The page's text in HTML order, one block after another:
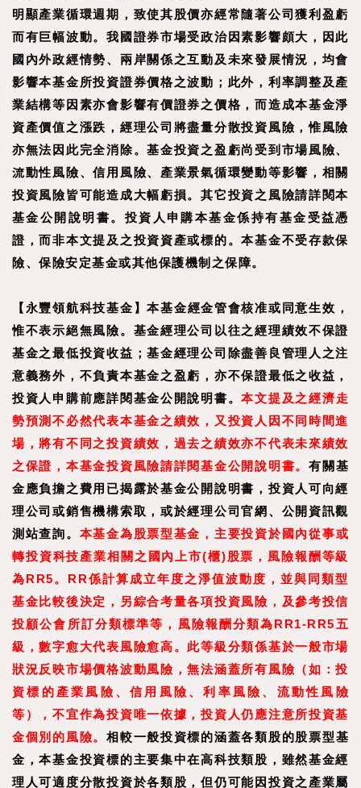
明顯產業循環週期，致使其股價亦經常隨著公司獲利盈虧
而有巨幅波動。我國證券市場受政治因素影響頗大，因此
國內外政經情勢、兩岸關係之互動及未來發展情況，均會
影響本基金所投資證券價格之波動；此外，利率調整及產
業結構等因素亦會影響有價證券之價格，而造成本基金淨
資產價值之漲跌，經理公司將盡量分散投資風險，惟風險
亦無法因此完全消除。基金投資之盈虧尚受到市場風險、
流動性風險、信用風險、產業景氣循環變動等影響，相關
投資風險皆可能造成大幅虧損。其它投資之風險請詳閱本
基金公開說明書。投資人申購本基金係持有基金受益憑
證，而非本文提及之投資資產或標的。本基金不受存款保
險、保險安定基金或其他保護機制之保障。
【永豐領航科技基金 】本基金經金管會核准或同意生效，
惟不表示絕無風險。基金經理公司以往之經理績效不保證
基金之最低投資收益；基金經理公司除盡善良管理人之注
意義務外，不負責本基金之盈虧，亦不保證最低之收益，
投資人申購前應詳閱基金公開說明書。本文提及之經濟走
勢預測不必然代表本基金之績效，又投資人因不同時間進
場，將有不同之投資績效，過去之績效亦不代表未來績效
之保證，本基金投資風險請詳閱基金公開說明書。有關基
金應負擔之費用已揭露於基金公開說明書，投資人可向經
理公司或銷售機構索取，或於經理公司官網、公開資訊觀
測站查詢。 本基金為股票型基金，主要投資於國內從事或
轉投資科技產業相關之國內上市(櫃)股票，風險報酬等級
為RR5。RR係計算成立年度之淨值波動度，並與同類型
基金比較後決定，另綜合考量各項投資風險，及參考投信
投顧公會所訂分類標準等，風險報酬分類為RR1-RR5五
級，數字愈大代表風險愈高。此等級分類係基於一般市場
狀況反映市場價格波動風險，無法涵蓋所有風險（如：投
資標的產業風險、信用風險、利率風險、流動性風險
等），不宜作為投資唯一依據，投資人仍應注意所投資基
金個別的風險。相較一般投資標的涵蓋各類股的股票型基
金，本基金投資標的主要集中在高科技類股，雖然基金經
理人可適度分散投資於各類股，但仍可能因投資之產業屬